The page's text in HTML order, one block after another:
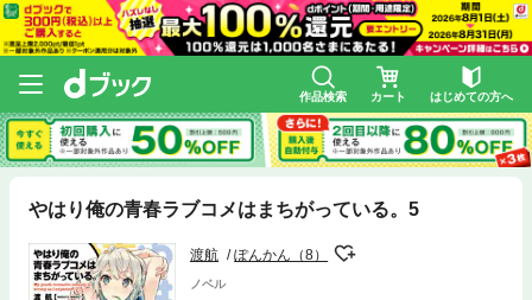
作品検索 カート はじめての方へ
やはり俺の青春ラブコメはまちがっている。5
渡航 ぽんかん（8）
ノベル